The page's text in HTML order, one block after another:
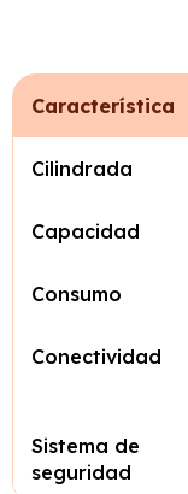
Característica
Cilindrada
Capacidad
Consumo
Conectividad
Sistema de
seguridad